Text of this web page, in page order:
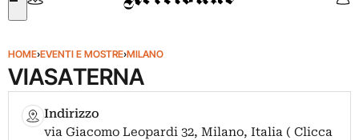
HOME›EVENTI E MOSTRE›MILANO
VIASATERNA
Indirizzo
via Giacomo Leopardi 32, Milano, Italia ( Clicca